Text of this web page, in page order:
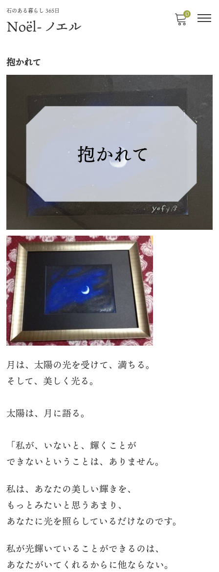
石のある暮らし 365日 0
抱かれて
月は、太陽の光を受けて、満ちる。
そして、美しく光る。
太陽は、月に語る。
「私が、いないと、輝くことが
できないということは、ありません。
私は、あなたの美しい輝きを、
もっとみたいと思うあまり、
あなたに光を照らしているだけなのです。
私が光輝いていることができるのは、
あなたがいてくれるからに他ならない。